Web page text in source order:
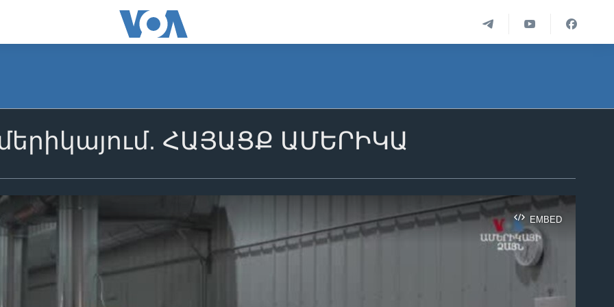
ՀԱՅԱՑՔ ԱՄԵՐԻԿԱ
EMBED